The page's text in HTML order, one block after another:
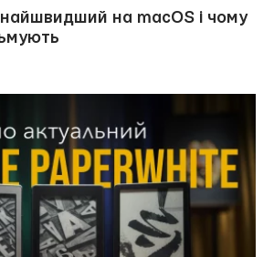
на macOS і чому